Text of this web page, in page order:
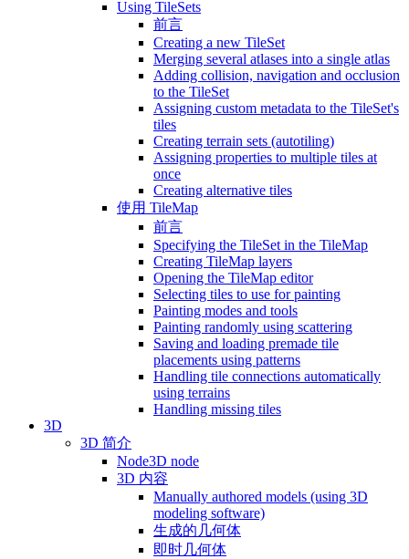
Using TileSets
前言
Creating a new TileSet
Merging several atlases into a single atlas
Adding collision, navigation and occlusion
to the TileSet
Assigning custom metadata to the TileSet's
tiles
Creating terrain sets (autotiling)
Assigning properties to multiple tiles at
once
Creating alternative tiles
使用 TileMap
前言
Specifying the TileSet in the TileMap
Creating TileMap layers
Opening the TileMap editor
Selecting tiles to use for painting
Painting modes and tools
Painting randomly using scattering
Saving and loading premade tile
placements using patterns
Handling tile connections automatically
using terrains
Handling missing tiles
3D
3D 简介
Node3D node
3D 内容
Manually authored models (using 3D
modeling software)
生成的几何体
即时几何体